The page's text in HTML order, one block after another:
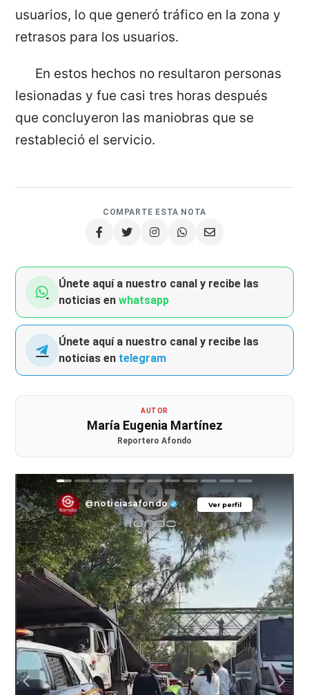
usuarios, lo que generó tráfico en la zona y
retrasos para los usuarios.
En estos hechos no resultaron personas
lesionadas y fue casi tres horas después
que concluyeron las maniobras que se
restableció el servicio.
COMPARTE ESTA NOTA
Únete aquí a nuestro canal y recibe las
noticias enwhatsapp
Únete aquí a nuestro canal y recibe las
noticias en telegram
AUTOR
María Eugenia Martínez
Reportero Afondo
Ver perfil
@noticiasafondo Ver perfil